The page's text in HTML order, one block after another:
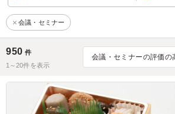
会議・セミナー
950 件
1～20件を表示